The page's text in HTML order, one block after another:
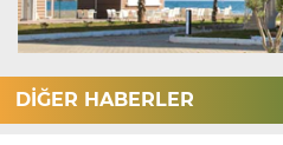
DİĞER HABERLER